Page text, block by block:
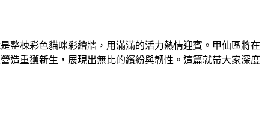
整棟彩色貓咪彩繪牆，用滿滿的活力熱情迎賓。甲仙區將在
造重獲新生，展現出無比的繽紛與韌性。這篇就帶大家深度